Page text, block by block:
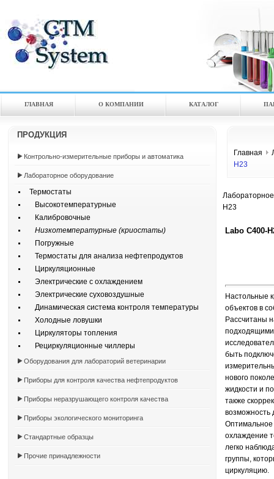
ГЛАВНАЯ О КОМПАНИИ КАТАЛOГ
ПРОДУКЦИЯ
Контрольно-измерительные приборы и автоматика
Лабораторное оборудование
Термостаты
Высокотемпературные
Калибровочные
Низкотемпературные (криостаты)
Погружные
Термостаты для анализа нефтепродуктов
Циркуляционные
Электрические с охлаждением
Электрические суховоздушные
Динамическая система контроля температуры
Холодные ловушки
Циркуляторы топления
Рециркуляционные чиллеры
Оборудования для лабораторий ветеринарии
Приборы для контроля качества нефтепродуктов
Приборы неразрушающего контроля качества
Приборы экологического мониторинга
Стандартные образцы
Прочие принадлежности
Главная
H23
H23
Labo C400-
Настольные
объектов в
Рассчитаны
быть
нового
жидкости и
также
возможность
Оптимальное
охлаждение
легко
группы,
циркуляцию.